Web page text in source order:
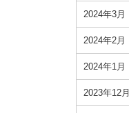
2024年3月
2024年2月
2024年1月
2023年12月